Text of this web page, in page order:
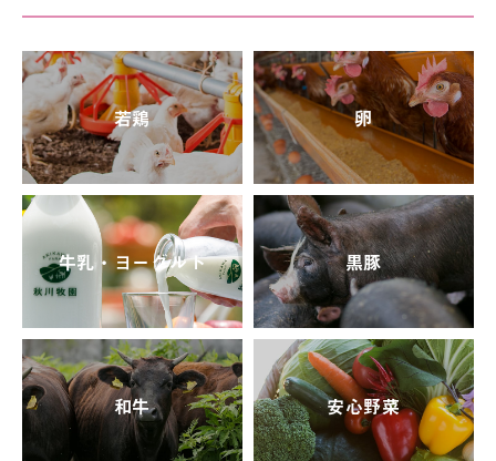
若鶏 卵
牛乳・ヨーグルト 黒豚
和牛 安心野菜